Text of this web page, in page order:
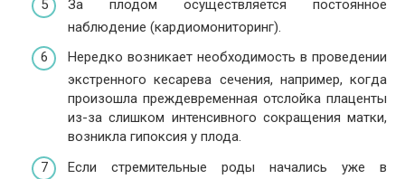
За плодом осуществляется постоянное
наблюдение (кардиомониторинг).
Нередко возникает необходимость в проведении
экстренного кесарева сечения, например, когда
произошла преждевременная отслойка плаценты
из-за слишком интенсивного сокращения матки,
возникла гипоксия у плода.
Если стремительные роды начались уже в